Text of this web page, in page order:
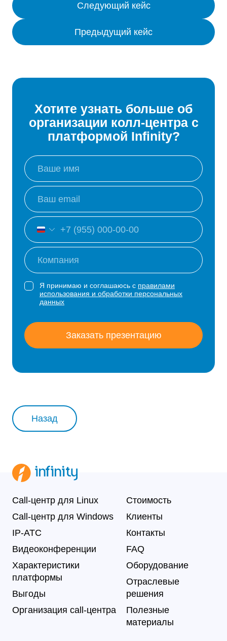
Предыдущий кейс
Следующий кейс
Хотите узнать больше об
организации колл-центра с
платформой Infinity?
Я принимаю и соглашаюсь с правилами
использования и обработки персональных
данных
Заказать презентацию
Назад
Call-центр для Linux
Call-центр для Windows
IP-АТС
Видеоконференции
Характеристики
платформы
Выгоды
Организация call-центра
Стоимость
Клиенты
Контакты
FAQ
Оборудование
Отраслевые
решения
Полезные
материалы